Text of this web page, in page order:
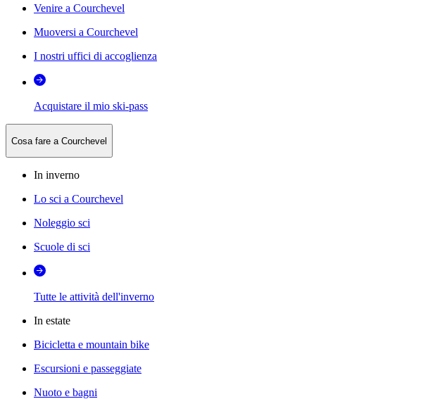
Venire a Courchevel
Muoversi a Courchevel
I nostri uffici di accoglienza
Acquistare il mio ski-pass
Cosa fare a Courchevel
In inverno
Lo sci a Courchevel
Noleggio sci
Scuole di sci
Tutte le attività dell'inverno
In estate
Bicicletta e mountain bike
Escursioni e passeggiate
Nuoto e bagni